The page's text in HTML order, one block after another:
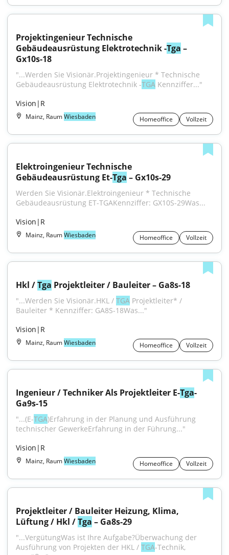
Projektingenieur Technische
Gebäudeausrüstung Elektrotechnik -Tga –
Gx10s-18
"...Werden Sie Visionär.Projektingenieur * Technische
Gebäudeausrüstung Elektrotechnik -TGA Kennziffer..."
Vision|R
Mainz, RaumWiesbaden Homeoffice Vollzeit
Elektroingenieur Technische
Gebäudeausrüstung Et-Tga – Gx10s-29
Werden Sie Visionär.Elektroingenieur * Technische
Gebäudeausrüstung ET-TGAKennziffer: GX10S-29Was...
Vision|R
Mainz, RaumWiesbaden Homeoffice Vollzeit
Hkl / Tga Projektleiter / Bauleiter – Ga8s-18
"...Werden Sie Visionär.HKL / TGA Projektleiter* /
Bauleiter * Kennziffer: GA8S-18Was..."
Vision|R
Mainz, RaumWiesbaden Homeoffice Vollzeit
Ingenieur / Techniker Als Projektleiter E-Tga-
Ga9s-15
"...(E-TGA)Erfahrung in der Planung und Ausführung
technischer GewerkeErfahrung in der Führung..."
Vision|R
Mainz, RaumWiesbaden Homeoffice Vollzeit
Projektleiter / Bauleiter Heizung, Klima,
Lüftung / Hkl / Tga – Ga8s-29
"...VergütungWas ist Ihre Aufgabe?Überwachung der
Ausführung von Projekten der HKL / TGA-Technik,